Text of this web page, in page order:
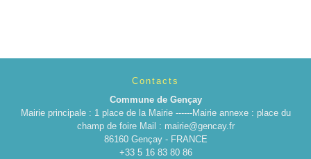
Contacts
Commune de Gençay
Mairie principale : 1 place de la Mairie ------Mairie annexe : place du
champ de foire Mail : mairie@gencay.fr
86160 Gençay - FRANCE
+33 5 16 83 80 86